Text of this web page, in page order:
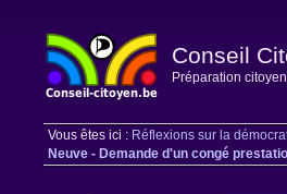
Conseil
Préparation
Vous êtes ici : Réflexions sur la
Neuve - Demande d'un congé